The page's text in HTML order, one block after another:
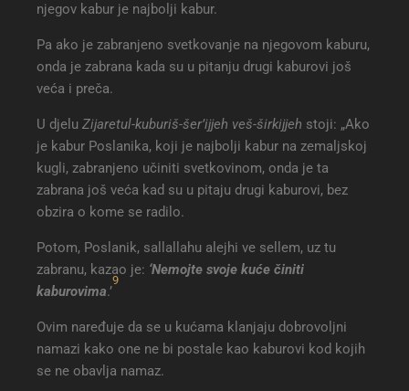
njegov kabur je najbolji kabur.
Pa ako je zabranjeno svetkovanje na njegovom kaburu,
onda je zabrana kada su u pitanju drugi kaburovi još
veća i preča.
U djelu Zijaretul-kuburiš-šer’ijjeh veš-širkijjeh stoji: „Ako
je kabur Poslanika, koji je najbolji kabur na zemaljskoj
kugli, zabranjeno učiniti svetkovinom, onda je ta
zabrana još veća kad su u pitaju drugi kaburovi, bez
obzira o kome se radilo.
Potom, Poslanik, sallallahu alejhi ve sellem, uz tu
zabranu, kazao je: ‘Nemojte svoje kuće činiti
kaburovima.’
9
Ovim naređuje da se u kućama klanjaju dobrovoljni
namazi kako one ne bi postale kao kaburovi kod kojih
se ne obavlja namaz.